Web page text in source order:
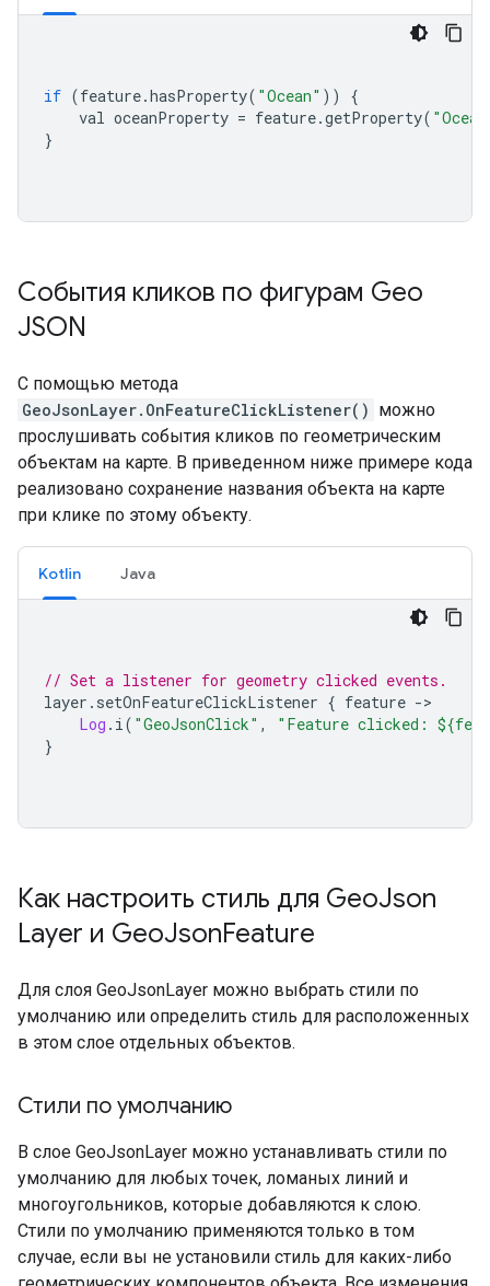
if (feature.hasProperty( "Ocean" ))
{
val oceanProperty = feature.getProperty(
}
События кликов по фигурам Geo
JSON
С помощью метода
GeoJsonLayer.OnFeatureClickListener() можно
прослушивать события кликов по геометрическим
объектам на карте. В приведенном ниже примере кода
реализовано сохранение названия объекта на карте
при клике по этому объекту.
Kotlin Java
// Set a listener for geometry clicked events.
layer . setOnFeatureClickListener { feature ->
Log . i( "GeoJsonClick" ,
"Feature clicked:
}
Как настроить стиль для GeoJson
Layer и GeoJsonFeature
Для слоя GeoJsonLayer можно выбрать стили по
умолчанию или определить стиль для расположенных
в этом слое отдельных объектов.
Стили по умолчанию
В слое GeoJsonLayer можно устанавливать стили по
умолчанию для любых точек, ломаных линий и
многоугольников, которые добавляются к слою.
Стили по умолчанию применяются только в том
случае, если вы не установили стиль для каких-либо